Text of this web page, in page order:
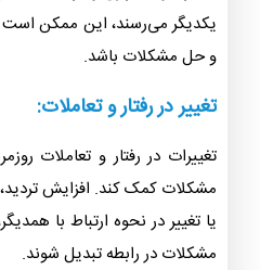
یکدیگر می‌رسند، این ممکن است
و حل مشکلات باشد.
تغییر در رفتار و تعاملات:
تغییرات در رفتار و تعاملات
مشکلات کمک کند. افزایش
یا تغییر در نحوه ارتباط با
مشکلات در رابطه تبدیل شوند.